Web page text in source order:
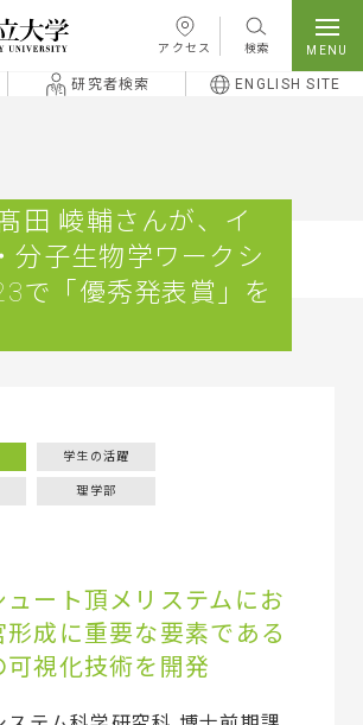
アクセス 検索
研究者検索 ENGLISH SITE
田 崚輔さんが、イ
分子生物学ワークシ
で「優秀発表賞」を
学生の活躍
理学部
ュート頂メリステムにお
形成に重要な要素である
可視化技術を開発